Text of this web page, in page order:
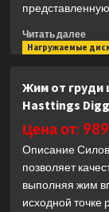
Читать далее
Нагружаемые
Жим от груди
Hasttings
Цена от:
Описание
позволяет
выполняя жим
исходной точке